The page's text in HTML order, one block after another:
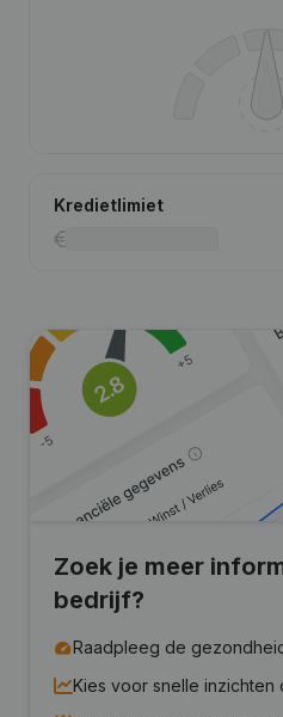
Kredietlimiet
Zoek je meer
bedrijf?
Raadpleeg de
Kies voor snelle inzichten